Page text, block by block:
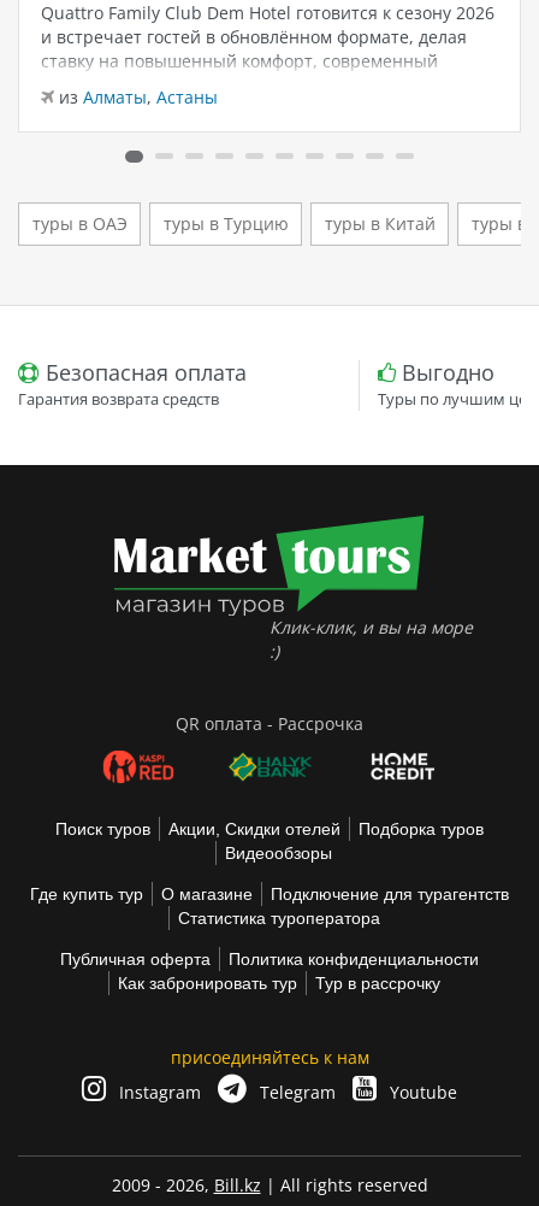
Quattro Family Club Dem Hotel готовится к сезону 2026
и встречает гостей в обновлённом формате, делая
ставку на повышенный комфорт, современный
дизайн и атмосферу спокойного семейного отдыха у
моря. Отель остаётся популярным выбором для тех,
кто ищет семейный отель в…
из Алматы, Астаны
туры в ОАЭ туры в Турцию туры в Китай туры
Безопасная оплата
Гарантия возврата средств
Выгодно
Туры по лучшим
Клик-клик, и вы на море
:)
QR оплата - Рассрочка
Поиск туров Акции, Скидки отелей
Подборка туров
Видеообзоры
Где купить тур О магазине
Подключение для турагентств
Статистика туроператора
Публичная оферта
Политика конфиденциальности
Как забронировать тур
Тур в рассрочку
присоединяйтесь к нам
Instagram
Telegram Youtube
2009 - 2026, Bill.kz | All rights reserved